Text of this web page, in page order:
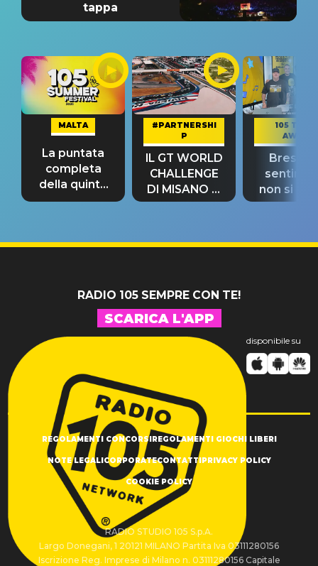
tappa
MALTA
La puntata
completa
della quinta
tappa
#PARTNERSHI
P
IL GT WORLD
CHALLENGE
DI MISANO si
riconferma
105 TAKE
AWAY
Bresh:
non si
fino alla
RADIO 105 SEMPRE CON TE!
SCARICA L'APP
disponibile su
REGOLAMENTI CONCORSIREGOLAMENTI GIOCHI LIBERI
NOTE LEGALICORPORATECONTATTIPRIVACY POLICY
COOKIE POLICY
RADIO STUDIO 105 S.p.A.
Largo Donegani, 1 20121 MILANO Partita Iva 03111280156
Iscrizione Reg. Imprese di Milano n. 03111280156 Capitale